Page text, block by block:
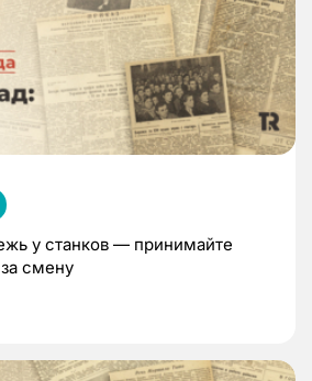
у станков — принимайте
смену